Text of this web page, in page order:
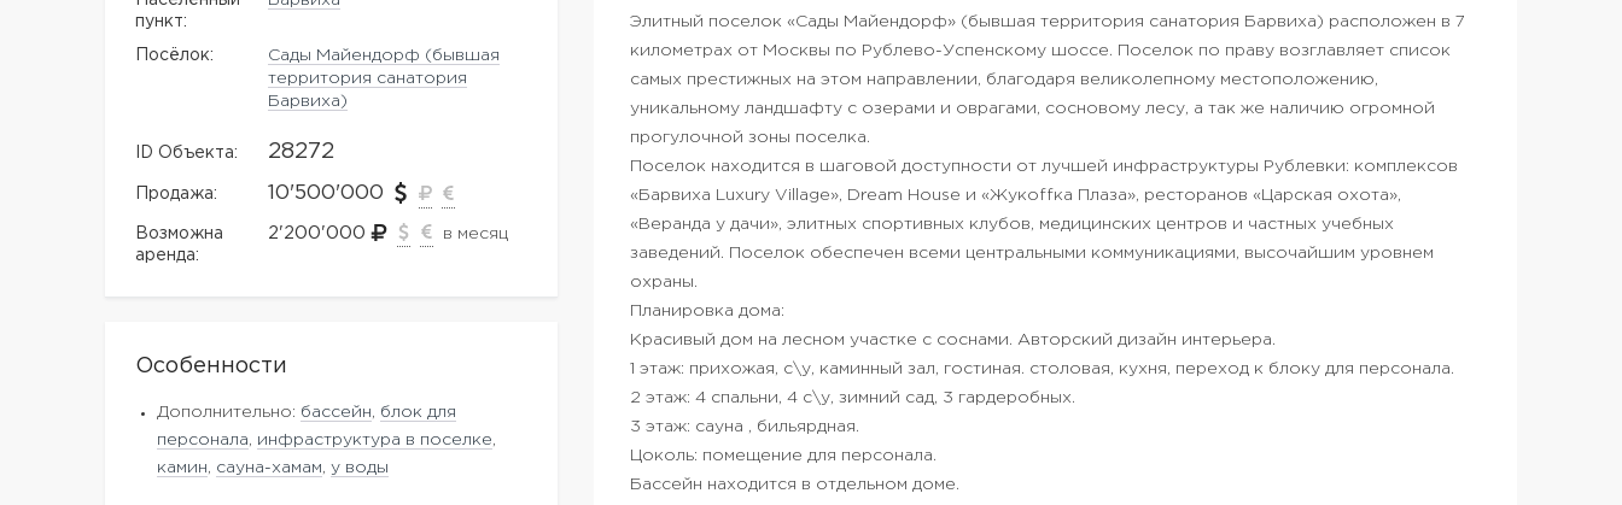
пункт:
Посёлок:
Сады Майендорф (бывшая
территория санатория
Барвиха)
ID Объекта: 28272
Продажа: 10'500'000
Возможна
аренда:
2'200'000 в месяц
Особенности
Дополнительно: бассейн
блок для
персонала
инфраструктура в поселке
камин
сауна-хамам у воды
Элитный поселок «Сады Майендорф» (бывшая территория санатория Барвиха) расположен в 7
километрах от Москвы по Рублево-Успенскому шоссе. Поселок по праву возглавляет список
самых престижных на этом направлении, благодаря великолепному местоположению,
уникальному ландшафту с озерами и оврагами, сосновому лесу, а так же наличию огромной
прогулочной зоны поселка.
Поселок находится в шаговой доступности от лучшей инфраструктуры Рублевки: комплексов
«Барвиха Luxury Village», Dream House и «Жукоffка Плаза», ресторанов «Царская охота»,
«Веранда у дачи», элитных спортивных клубов, медицинских центров и частных учебных
заведений. Поселок обеспечен всеми центральными коммуникациями, высочайшим уровнем
охраны.
Планировка дома:
Красивый дом на лесном участке с соснами. Авторский дизайн интерьера.
1 этаж: прихожая, с\у, каминный зал, гостиная. столовая, кухня, переход к блоку для персонала.
2 этаж: 4 спальни, 4 с\у, зимний сад, 3 гардеробных.
3 этаж: сауна , бильярдная.
Цоколь: помещение для персонала.
Бассейн находится в отдельном доме.